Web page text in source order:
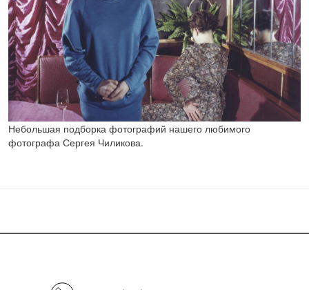
Небольшая подборка фотографий нашего любимого
фотографа Сергея Чиликова.